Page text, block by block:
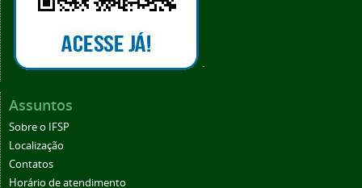
.
Assuntos
Sobre o IFSP
Localização
Contatos
Horário de atendimento